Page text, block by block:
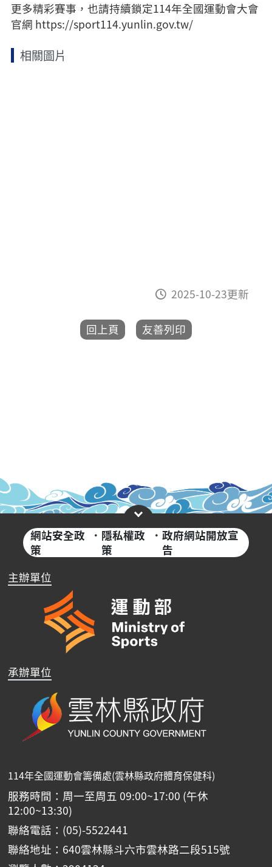
更多精彩賽事，也請持續鎖定114年全國運動會大會
官網 https://sport114.yunlin.gov.tw/
相關圖片
2025-10-23更新
網站安全政
策
· 隱私權政
策
· 政府網站開放宣
告
主辦單位
承辦單位
114年全國運動會籌備處(雲林縣政府體育保健科)
服務時間：周一至周五 09:00~17:00 (午休
12:00~13:30)
聯絡電話：(05)-5522441
聯絡地址：640雲林縣斗六市雲林路二段515號